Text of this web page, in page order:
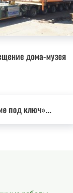
дома-музея
под ключ»...